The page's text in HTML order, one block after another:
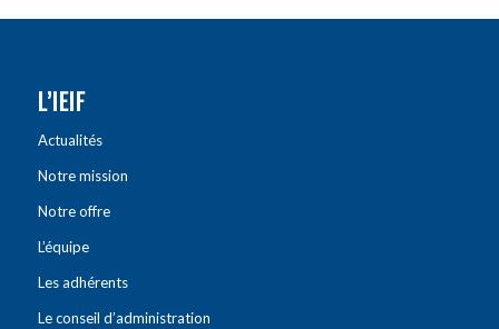
L’IEIF
Actualités
Notre mission
Notre offre
L’équipe
Les adhérents
Le conseil d’administration